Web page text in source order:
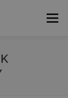
Menu
O LICEUM